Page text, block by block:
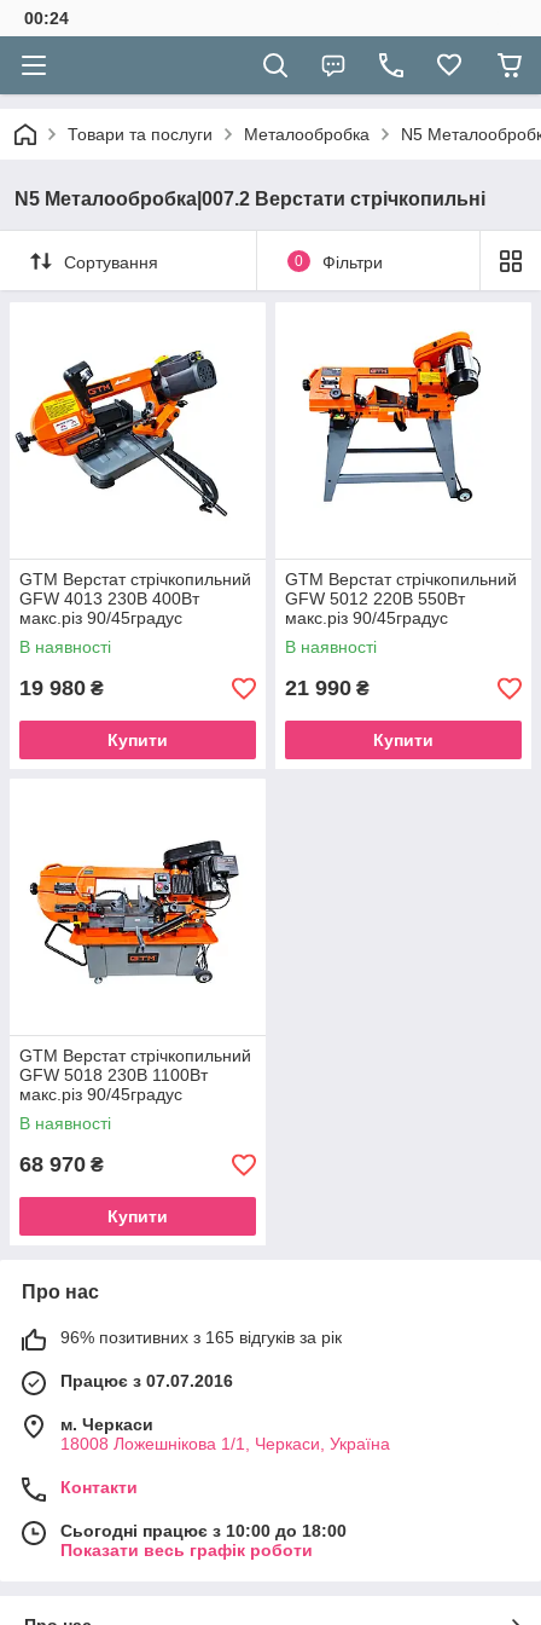
00:24
Товари та послуги Металообробка N5
N5 Металообробка|007.2 Верстати стрічкопильні
Сортування 0 Фільтри
GTM Верстат стрічкопильний
GFW 4013 230В 400Вт
макс.різ 90/45градус
d125/80мм швид.полотна 38-
80м/хв
В наявності
19 980 ₴
Купити
GTM Верстат стрічкопильний
GFW 5012 220В 550Вт
макс.різ 90/45градус
d115/70мм швид.полотна 21-
30-44м/хв
В наявності
21 990 ₴
Купити
GTM Верстат стрічкопильний
GFW 5018 230В 1100Вт
макс.різ 90/45градус
d180/108мм швид.полотна 35
- 43 - 60 - 100м/хв
В наявності
68 970 ₴
Купити
Про нас
96% позитивних з 165 відгуків за рік
Працює з 07.07.2016
м. Черкаси
18008 Ложешнікова 1/1, Черкаси, Україна
Контакти
Сьогодні працює з 10:00 до 18:00
Показати весь графік роботи